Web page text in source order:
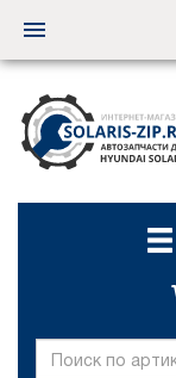
Переключить
навигацию